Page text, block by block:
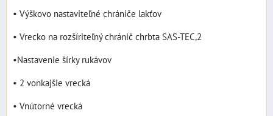
• Výškovo nastaviteľné chrániče lakťov
• Vrecko na rozšíriteľný chránič chrbta SAS-TEC,2
•Nastavenie šírky rukávov
• 2 vonkajšie vrecká
• Vnútorné vrecká